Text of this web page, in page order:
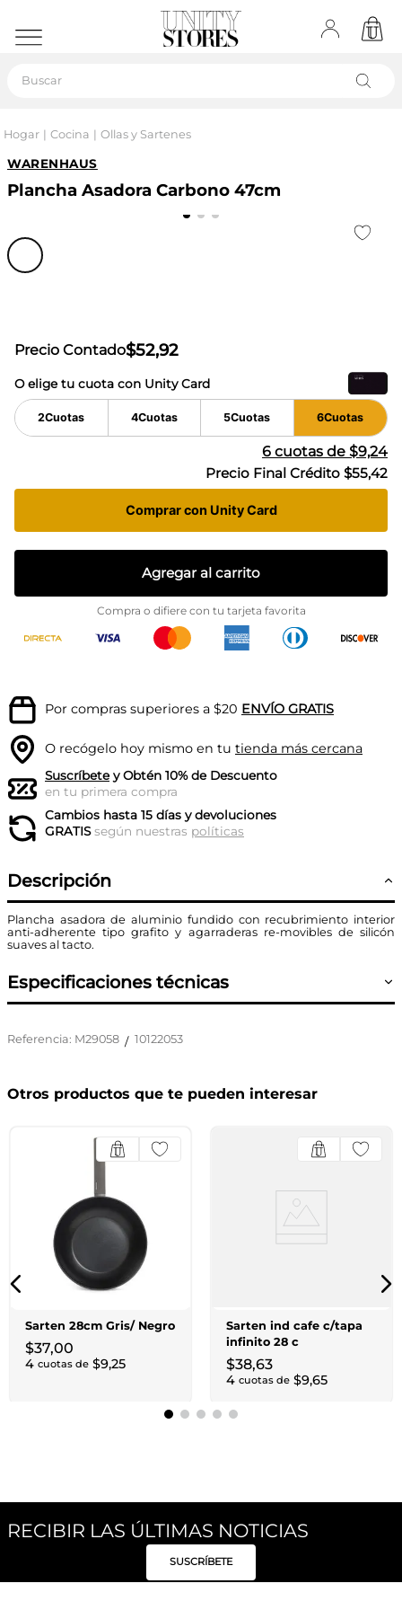
Hogar Cocina Ollas y Sartenes
WARENHAUS
Plancha Asadora Carbono 47cm
Precio Contado$52,92
O elige tu cuota con Unity Card
2Cuotas 4Cuotas 5Cuotas 6Cuotas
6 cuotas de $9,24
Precio Final Crédito $55,42
Comprar con Unity Card
Agregar al carrito
Compra o difiere con tu tarjeta favorita
Por compras superiores a $20 ENVÍO GRATIS
O recógelo hoy mismo en tu tienda más cercana
Suscríbetey Obtén 10% de Descuento
en tu primera compra
Cambios hasta 15 días y devoluciones
GRATISsegún nuestras políticas
Descripción
Plancha asadora de aluminio fundido con recubrimiento interior
anti-adherente tipo grafito y agarraderas re-movibles de silicón
suaves al tacto.
Especificaciones técnicas
Referencia: M29058 / 10122053
Otros productos que te pueden interesar
Sarten 28cm Gris/ Negro
$37,00
4 cuotas de $9,25
Sarten ind cafe c/tapa
infinito 28 c
$38,63
4 cuotas de $9,65
RECIBIR LAS ÚLTIMAS NOTICIAS
SUSCRÍBETE